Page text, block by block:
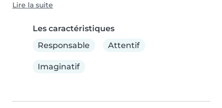
Lire la suite
Les caractéristiques
Responsable
Attentif
Imaginatif